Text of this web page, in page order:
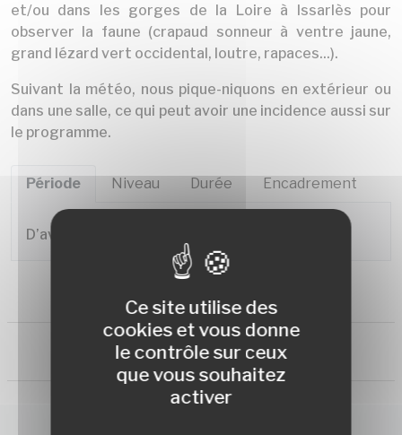
et/ou dans les gorges de la Loire à Issarlès pour
observer la faune (crapaud sonneur à ventre jaune,
grand lézard vert occidental, loutre, rapaces...).
Suivant la météo, nous pique-niquons en extérieur ou
dans une salle, ce qui peut avoir une incidence aussi sur
le programme.
Période Niveau Durée Encadrement
D’avril à octobre.
Ce site utilise des
cookies et vous donne
le contrôle sur ceux
que vous souhaitez
activer